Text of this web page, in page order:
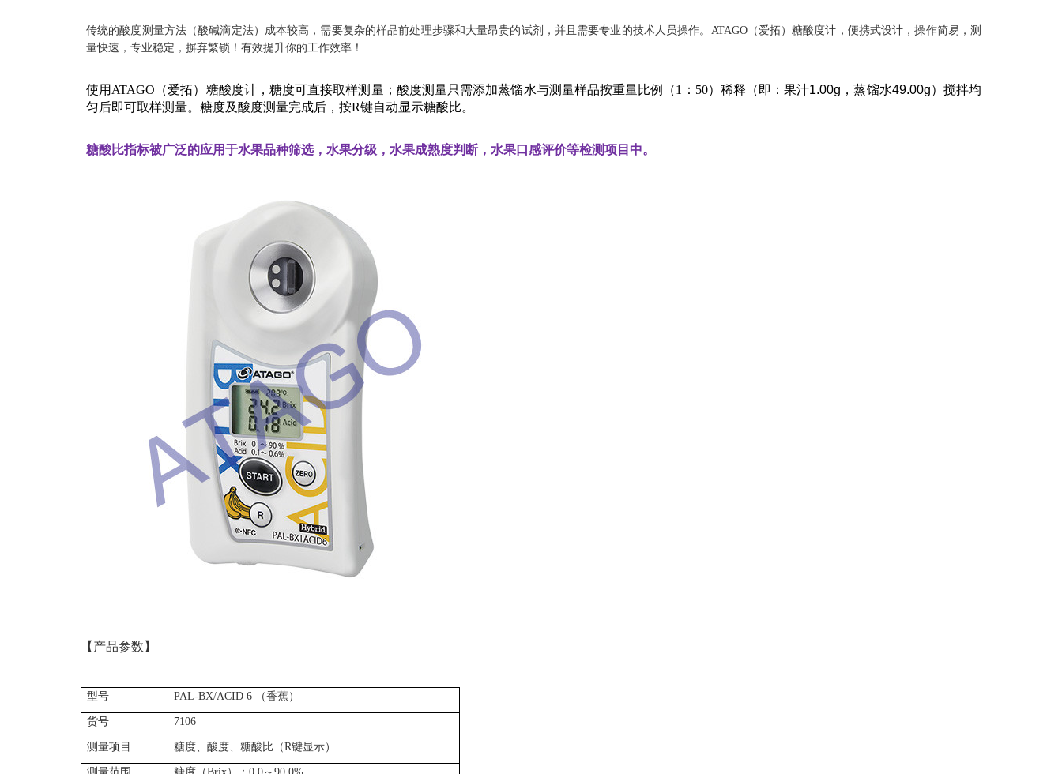
传统的酸度测量方法（酸碱滴定法）成本较高，需要复杂的样品前处理步骤和大量昂贵的试剂，并且需要专业的技术人员操作。ATAGO（爱拓）糖酸度计，便携式设计，操作简易，测
量快速，专业稳定，摒弃繁锁！有效提升你的工作效率！
使用ATAGO（爱拓）糖酸度计，糖度可直接取样测量；酸度测量只需添加蒸馏水与测量样品按重量比例（1：50）稀释（即：果汁1.00g ，蒸馏水49.00g）搅拌均
匀后即可取样测量。糖度及酸度测量完成后，按R键自动显示糖酸比。
糖酸比指标被广泛的应用于水果品种筛选，水果分级，水果成熟度判断，水果口感评价等检测项目中。
【产品参数】
型号 PAL-BX/ACID 6 （香蕉）
货号 7106
测量项目 糖度、酸度、糖酸比（R键显示）
测量范围 糖度（Brix）：0.0～90.0%